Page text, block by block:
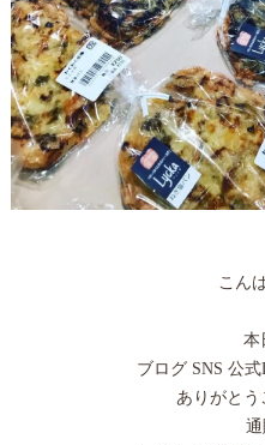
こん
本
ブログ SNS 公
ありがとう